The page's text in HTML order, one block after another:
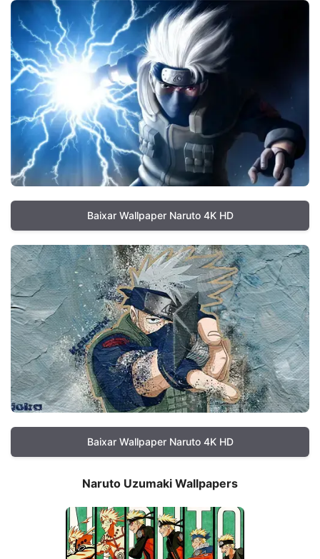
Baixar Wallpaper Naruto 4K HD
Baixar Wallpaper Naruto 4K HD
Naruto Uzumaki Wallpapers